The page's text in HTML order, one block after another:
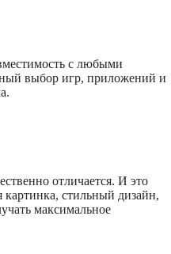
с любыми
выбор игр, приложений и
отличается. И это
картинка, стильный дизайн,
максимальное